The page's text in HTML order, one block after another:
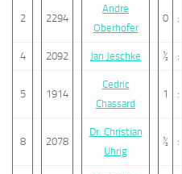
2 2294
Andre
Oberhofer
0 :
4 2092 Jan Jeschke ½ :
5 1914
Cedric
Chassard
1 :
8 2078
Dr. Christian
Uhrig
½ :